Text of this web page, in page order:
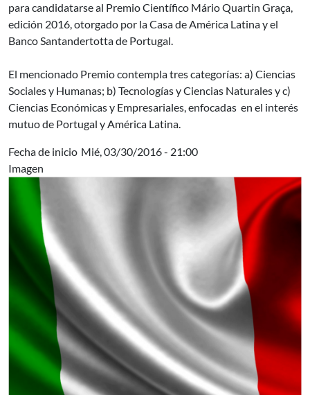
para candidatarse al Premio Científico Mário Quartin Graça,
edición 2016, otorgado por la Casa de América Latina y el
Banco Santandertotta de Portugal.
El mencionado Premio contempla tres categorías: a) Ciencias
Sociales y Humanas; b) Tecnologías y Ciencias Naturales y c)
Ciencias Económicas y Empresariales, enfocadas en el interés
mutuo de Portugal y América Latina.
Fecha de inicio Mié, 03/30/2016 - 21:00
Imagen